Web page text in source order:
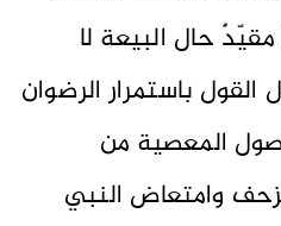
مقيّدٌ حال البيعة لا
القول باستمرار الرضوان
المعصية من
وامتعاض النبي